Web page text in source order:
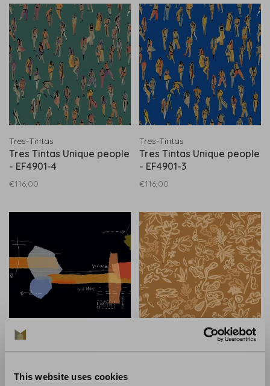
This website uses cookies
Tres-Tintas
Tres Tintas Unique people
- EF4901-4
€116,00
Tres-Tintas
Tres Tintas Unique people
- EF4901-3
€116,00
Tres-Tintas
M4902-2
Tres-Tintas